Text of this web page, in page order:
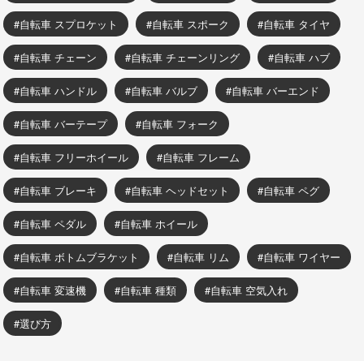
自転車 スプロケット 自転車 スポーク 自転車 タイヤ
自転車 チェーン 自転車 チェーンリング 自転車 ハブ
自転車 ハンドル 自転車 バルブ 自転車 バーエンド
自転車 バーテープ 自転車 フォーク
自転車 フリーホイール 自転車 フレーム
自転車 ブレーキ 自転車 ヘッドセット 自転車 ペグ
自転車 ペダル 自転車 ホイール
自転車 ボトムブラケット 自転車 リム 自転車 ワイヤー
自転車 変速機 自転車 種類 自転車 空気入れ
選び方